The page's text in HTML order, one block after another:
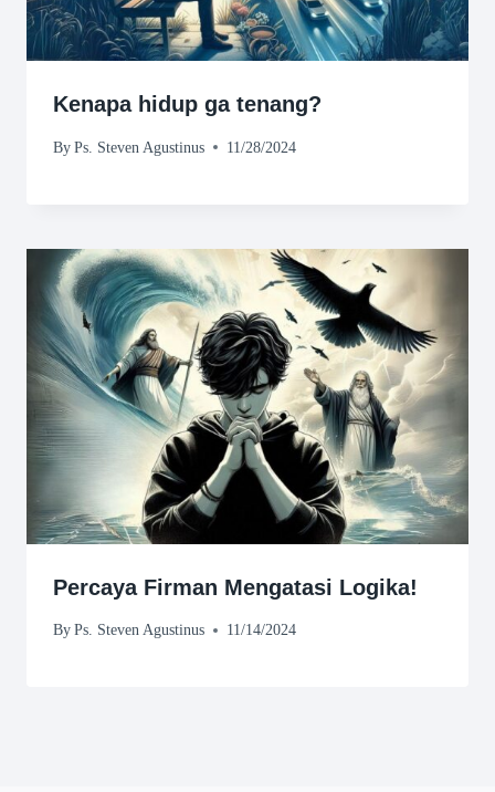
Kenapa hidup ga tenang?
By Ps. Steven Agustinus 11/28/2024
Percaya Firman Mengatasi Logika!
By Ps. Steven Agustinus 11/14/2024